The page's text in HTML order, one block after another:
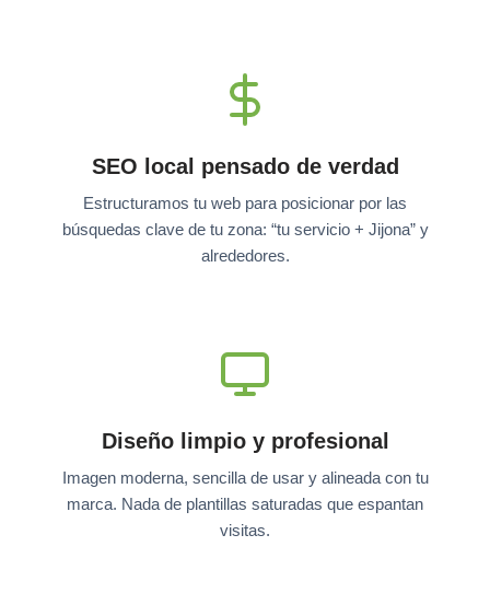
SEO local pensado de verdad
Estructuramos tu web para posicionar por las
búsquedas clave de tu zona: “tu servicio + Jijona” y
alrededores.
Diseño limpio y profesional
Imagen moderna, sencilla de usar y alineada con tu
marca. Nada de plantillas saturadas que espantan
visitas.